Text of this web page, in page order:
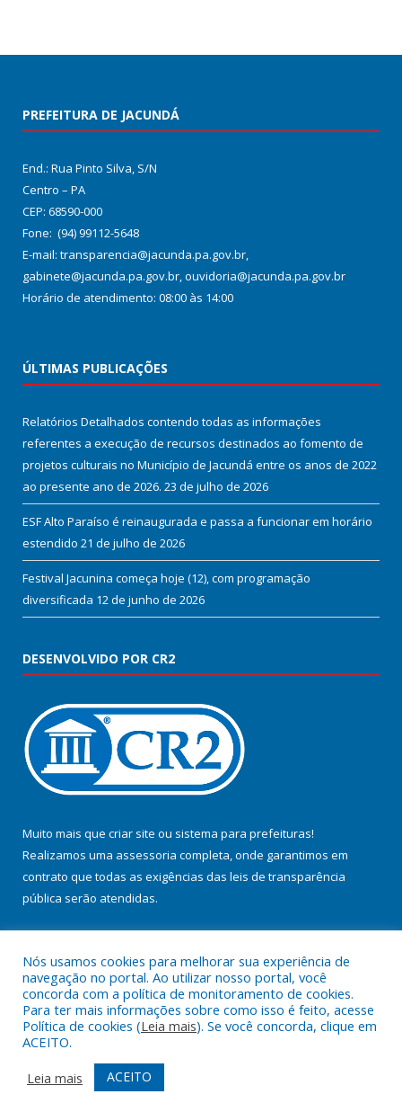
PREFEITURA DE JACUNDÁ
End.: Rua Pinto Silva, S/N
Centro – PA
CEP: 68590-000
Fone: (94) 99112-5648
E-mail: transparencia@jacunda.pa.gov.br,
gabinete@jacunda.pa.gov.br, ouvidoria@jacunda.pa.gov.br
Horário de atendimento: 08:00 às 14:00
ÚLTIMAS PUBLICAÇÕES
Relatórios Detalhados contendo todas as informações
referentes a execução de recursos destinados ao fomento de
projetos culturais no Município de Jacundá entre os anos de 2022
ao presente ano de 2026. 23 de julho de 2026
ESF Alto Paraíso é reinaugurada e passa a funcionar em horário
estendido 21 de julho de 2026
Festival Jacunina começa hoje (12), com programação
diversificada 12 de junho de 2026
DESENVOLVIDO POR CR2
Muito mais que criar site ou sistema para prefeituras!
Realizamos uma assessoria completa, onde garantimos em
contrato que todas as exigências das leis de transparência
pública serão atendidas.
Todos os direitos reservados a Prefeitura Municipal de Jacundá.
Mapa do Site
Acessar Área Administrativa
Acessar Webmail
Nós usamos cookies para melhorar sua experiência de
navegação no portal. Ao utilizar nosso portal, você
concorda com a política de monitoramento de cookies.
Para ter mais informações sobre como isso é feito, acesse
Política de cookies (Leia mais). Se você concorda, clique em
ACEITO.
Leia mais
ACEITO